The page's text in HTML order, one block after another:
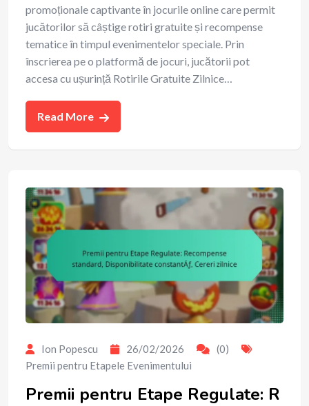
promoționale captivante în jocurile online care permit
jucătorilor să câștige rotiri gratuite și recompense
tematice în timpul evenimentelor speciale. Prin
înscrierea pe o platformă de jocuri, jucătorii pot
accesa cu ușurință Rotirile Gratuite Zilnice…
Read More
Ion Popescu 26/02/2026
(0)
Premii pentru Etapele Evenimentului
Premii pentru Etape Regulate: R